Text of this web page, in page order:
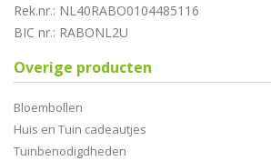
Rek.nr.: NL40RABO0104485116
BIC nr.: RABONL2U
Overige producten
Bloembollen
Huis en Tuin cadeautjes
Tuinbenodigdheden